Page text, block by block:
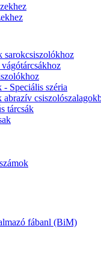
sarokcsiszolókhoz
- Speciális széria
abrazív
tárcsák
fábanl (BiM)